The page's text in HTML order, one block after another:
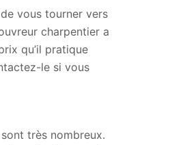
vous tourner vers
charpentier a
qu’il pratique
le si vous
très nombreux.